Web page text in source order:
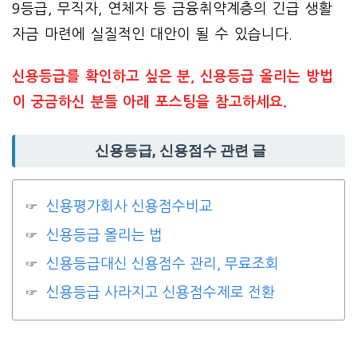
9등급, 무직자, 연체자 등 금융취약계층의 긴급 생활
자금 마련에 실질적인 대안이 될 수 있습니다.
신용등급를 확인하고 싶은 분, 신용등급 올리는 방법
이 궁금하신 분들 아래 포스팅을 참고하세요.
신용등급, 신용점수 관련 글
신용평가회사 신용점수비교
신용등급 올리는 법
신용등급대신 신용점수 관리, 무료조회
신용등급 사라지고 신용점수제로 전환